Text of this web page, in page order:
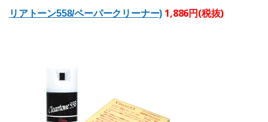
リアトーン558/ペーパークリーナー) 1,886円(税抜)